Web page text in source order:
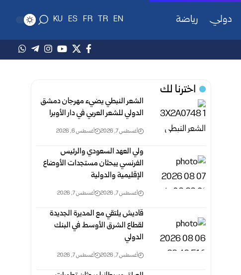
دولي رياضة EN
TR
FR
ES
KU
اخترنا لك
الشعر النبطي يضيء مهرجان دمشق
الدولي للشعر العربي في دار الأوبرا
أغسطس 7, 2026 أغسطس 6, 2026
ولي العهد السعودي والرئيس
الفرنسي يبحثان مستجدات الأوضاع
الإقليمية والدولية
أغسطس 7, 2026 أغسطس 7, 2026
قاديش يلتقي مع المديرة الجديدة
لقطاع الشرق الأوسط في البنك
الدولي
أغسطس 7, 2026 أغسطس 7, 2026